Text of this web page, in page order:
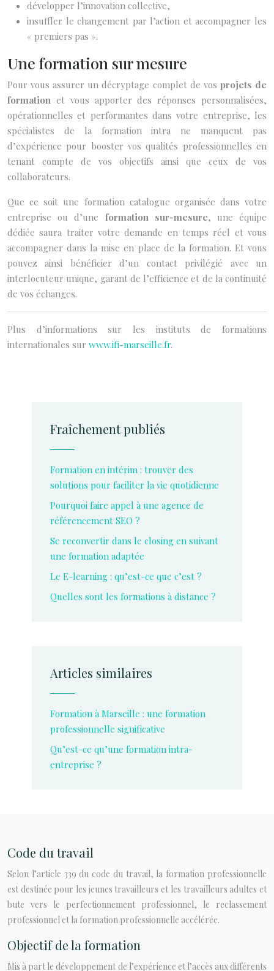
développer l’innovation collective,
insuffler le changement par l’action et accompagner les
« premiers pas ».
Une formation sur mesure
Pour vous assurer un décryptage complet de vos projets de
formation et vous apporter des réponses personnalisées,
opérationnelles et performantes dans votre entreprise, les
spécialistes de la formation intra ne manquent pas
d’expérience pour booster vos qualités professionnelles en
tenant compte de vos objectifs ainsi que ceux de vos
collaborateurs.
Que ce soit une formation catalogue organisée dans votre
entreprise ou d’une formation sur-mesure, une équipe
dédiée saura traiter votre demande en temps réel et vous
accompagner dans la mise en place de la formation. Et vous
pouvez ainsi bénéficier d’un contact privilégié avec un
interlocuteur unique, garant de l’efficience et de la continuité
de vos échanges.
Plus d’informations sur les instituts de formations
internationales sur www.ifi-marseille.fr.
Fraîchement publiés
Formation en intérim : trouver des
solutions pour faciliter la vie quotidienne
Pourquoi faire appel à une agence de
référencement SEO ?
Se reconvertir dans le closing en suivant
une formation adaptée
Le E-learning : qu’est-ce que c’est ?
Quelles sont les formations à distance ?
Articles similaires
Formation à Marseille : une formation
professionnelle significative
Qu’est-ce qu’une formation intra-
entreprise ?
Code du travail
Selon l’article 339 du code du travail, la formation professionnelle
est destinée pour les jeunes travailleurs et les travailleurs adultes et
bute vers le perfectionnement professionnel, le reclassement
professionnel et la formation professionnelle accélérée.
Objectif de la formation
Mis à part le développement de l’expérience et l’accès aux différents